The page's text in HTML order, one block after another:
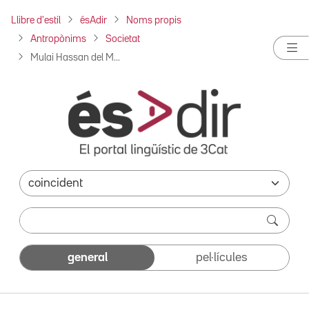
Llibre d'estil ésAdir Noms propis
Antropònims Societat
Mulai Hassan del M...
general pel·lícules